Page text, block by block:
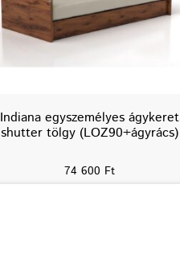
Indiana egyszemélyes ágykeret
shutter tölgy (LOZ90+ágyrács)
74 600 Ft